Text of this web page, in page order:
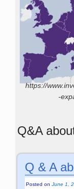
https://
-
Q&A
Q & A
Posted onJune 1,